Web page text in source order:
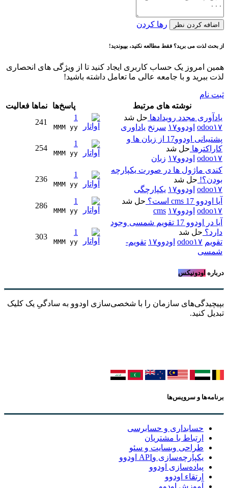
اضافه کردن نظر رها کردن
از بحث لذت می برید؟ فقط مطالعه نکنید، بپیوندید!
همین امروز یک حساب کاربری ایجاد کنید تا از ویژگی های انحصاری
لذت ببرید و با جامعه عالی ما تعامل داشته باشید!
ثبت نام
نوشته های مرتبط
پاسخ‌ها نماها فعالیت
یادآوری مجدد رویدادها حل شد
odoo۱۷ اودوو۱۷ سرنخ یاداوری
1
MMM yy
241
پشتیبانی اودوو17 از زبان ها و
کاراکترها حل شد
odoo۱۷ اودوو۱۷ زبان
1
MMM yy
254
کندی ماژول ها در صورت یکپارچه
بودن؟! حل شد
odoo۱۷ اودوو۱۷ یکپارچگی
1
MMM yy
236
آیا اودوو 17 cms است؟
حل شد
odoo۱۷ اودوو۱۷ cms
1
MMM yy
286
آیا در اودوو 17 تقویم شمسی وجود
دارد؟ حل شد
تقویم odoo۱۷ اودوو۱۷
تقویم-
شمسی
1
MMM yy
303
درباره اودونیکس
بپیچیدگی‌های سازمان را با شخصی‌سازی اودوو به سادگیِ یک کلیک
تبدیل کنید.
برنامه‌ها و سرویس‌ها
حسابداری و حسابرسی
ارتباط با مشتریان
طراحی وبسایت و سئو
یکپارچه‌سازی وAPI اودوو
پیاده‌سازی اودوو
ارتقاء اودوو
آموزش اودوو